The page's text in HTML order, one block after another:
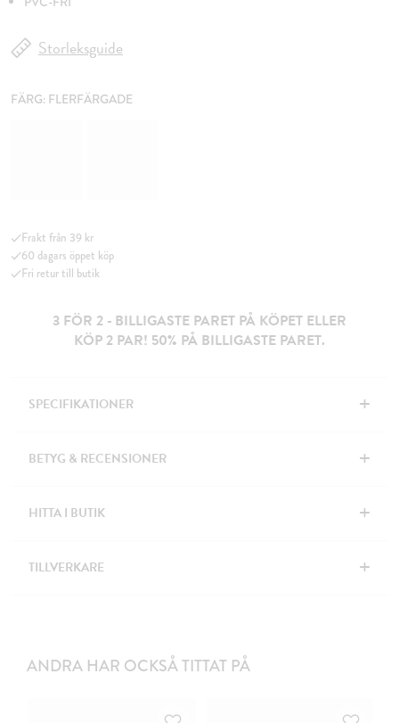
Storleksguide
FÄRG: FLERFÄRGADE
Frakt från 39 kr
60 dagars öppet köp
Fri retur till butik
3 FÖR 2 - BILLIGASTE PARET PÅ KÖPET ELLER
KÖP 2 PAR! 50% PÅ BILLIGASTE PARET.
SPECIFIKATIONER +
BETYG & RECENSIONER +
HITTA I BUTIK +
TILLVERKARE +
ANDRA HAR OCKSÅ TITTAT PÅ